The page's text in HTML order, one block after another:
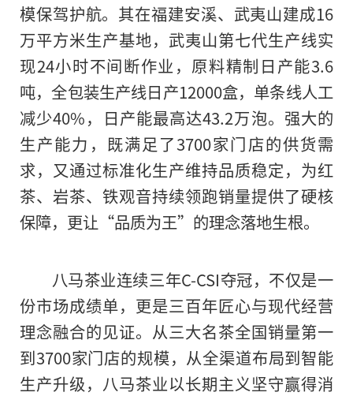
模保驾护航。其在福建安溪、武夷山建成16
万平方米生产基地，武夷山第七代生产线实
现24小时不间断作业，原料精制日产能3.6
吨，全包装生产线日产12000盒，单条线人工
减少40%，日产能最高达43.2万泡。强大的
生产能力，既满足了3700家门店的供货需
求，又通过标准化生产维持品质稳定，为红
茶、岩茶、铁观音持续领跑销量提供了硬核
保障，更让“品质为王”的理念落地生根。
八马茶业连续三年C-CSI夺冠，不仅是一
份市场成绩单，更是三百年匠心与现代经营
理念融合的见证。从三大名茶全国销量第一
到3700家门店的规模，从全渠道布局到智能
生产升级，八马茶业以长期主义坚守赢得消